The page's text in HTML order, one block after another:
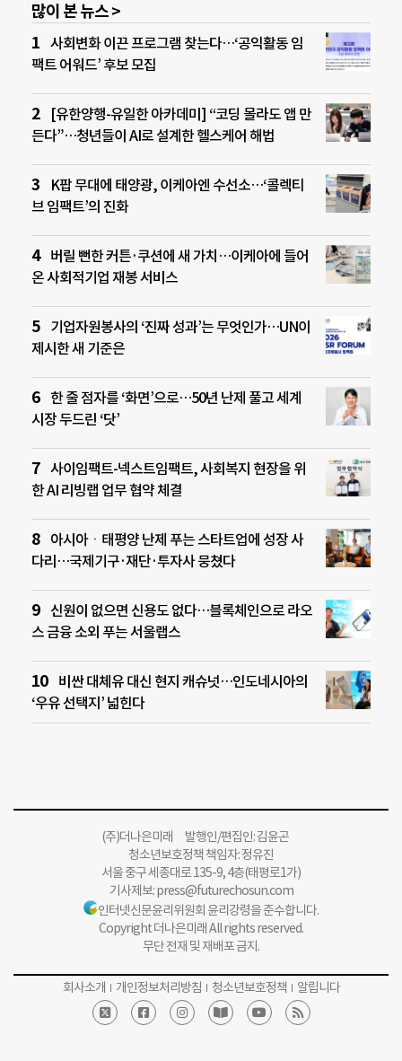
많이 본 뉴스 >
사회변화 이끈 프로그램 찾는다…‘공익활동 임
팩트 어워드’ 후보 모집
[유한양행-유일한 아카데미] “코딩 몰라도 앱 만
든다”…청년들이 AI로 설계한 헬스케어 해법
K팝 무대에 태양광, 이케아엔 수선소…‘콜렉티
브 임팩트’의 진화
버릴 뻔한 커튼·쿠션에 새 가치…이케아에 들어
온 사회적기업 재봉 서비스
기업자원봉사의 ‘진짜 성과’는 무엇인가…UN이
제시한 새 기준은
한 줄 점자를 ‘화면’으로…50년 난제 풀고 세계
시장 두드린 ‘닷’
사이임팩트-넥스트임팩트, 사회복지 현장을 위
한 AI 리빙랩 업무 협약 체결
아시아ㆍ태평양 난제 푸는 스타트업에 성장 사
다리…국제기구·재단·투자사 뭉쳤다
신원이 없으면 신용도 없다…블록체인으로 라오
스 금융 소외 푸는 서울랩스
비싼 대체유 대신 현지 캐슈넛…인도네시아의
‘우유 선택지’ 넓힌다
(주)더나은미래 발행인/편집인: 김윤곤
청소년보호정책 책임자: 정유진
서울 중구 세종대로 135-9, 4층(태평로1가)
기사제보:press@futurechosun.com
인터넷신문윤리위원회 윤리강령을 준수합니다.
Copyright 더나은미래 All rights reserved.
무단 전재 및 재배포 금지.
회사소개 개인정보처리방침 청소년보호정책 알립니다